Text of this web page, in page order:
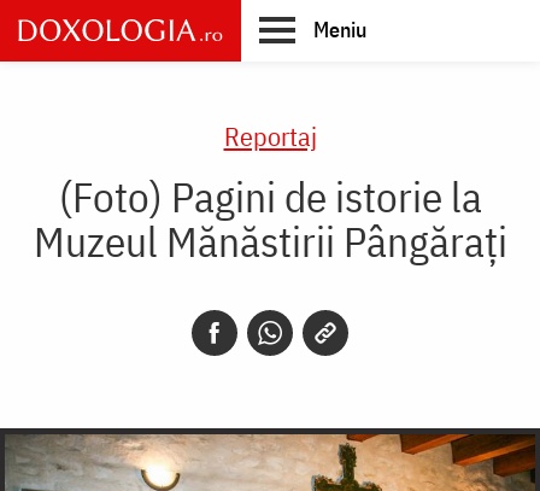
Skip
to
main
Meniu
Reportaj
(Foto) Pagini de istorie la
Muzeul Mănăstirii Pângărați